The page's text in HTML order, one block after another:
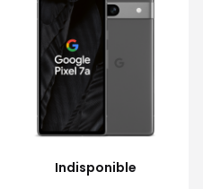
Indisponible